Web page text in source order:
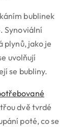
bublinek
Synoviální
plynů, jako je
uvolňují
se bubliny.
dvě tvrdé
poté, co se